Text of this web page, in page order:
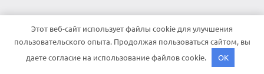
Этот веб-сайт использует файлы cookie для улучшения
пользовательского опыта. Продолжая пользоваться сайтом, вы
даете согласие на использование файлов cookie.
OK